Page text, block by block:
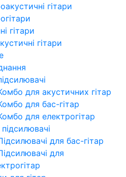
гітари
гітари
гітари
для акустичних гітар
для бас-гітар
для електрогітар
підсилювачі
для бас-гітар
для